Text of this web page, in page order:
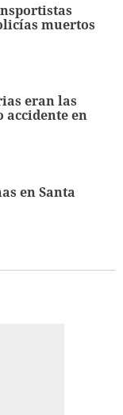
muertos
eran las
accidente en
en Santa